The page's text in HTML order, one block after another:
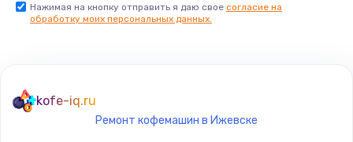
Нажимая на кнопку отправить я даю свое согласие на
обработку моих персональных данных.
kofe-iq.ru
Ремонт кофемашин в Ижевске